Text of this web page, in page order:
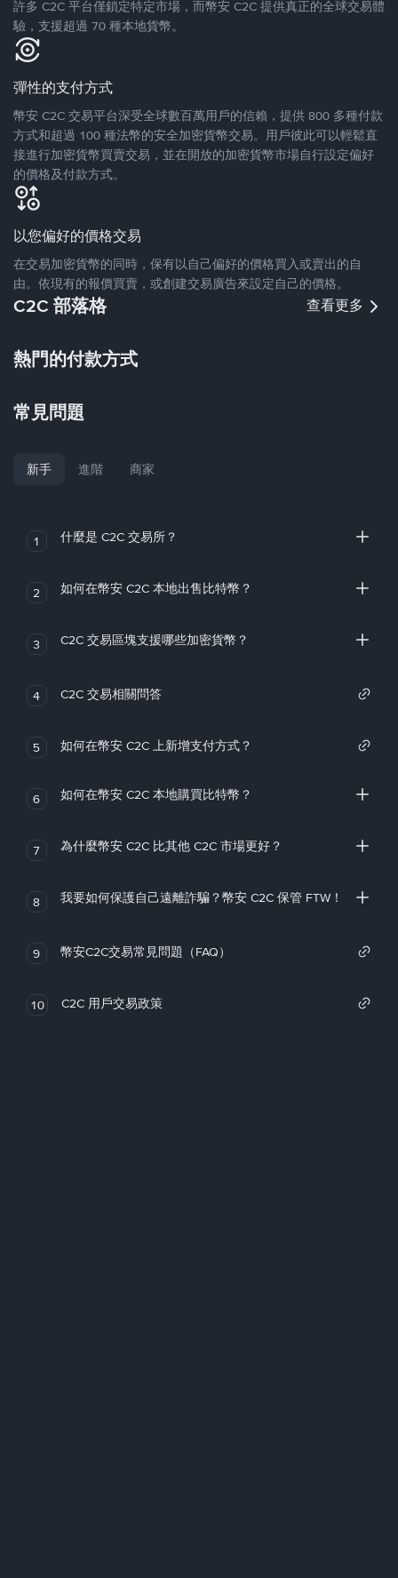
許多 C2C 平台僅鎖定特定市場，而幣安 C2C 提供真正的全球交易體
驗，支援超過 70 種本地貨幣。
彈性的支付方式
幣安 C2C 交易平台深受全球數百萬用戶的信賴，提供 800 多種付款
方式和超過 100 種法幣的安全加密貨幣交易。用戶彼此可以輕鬆直
接進行加密貨幣買賣交易，並在開放的加密貨幣市場自行設定偏好
的價格及付款方式。
以您偏好的價格交易
在交易加密貨幣的同時，保有以自己偏好的價格買入或賣出的自
由。依現有的報價買賣，或創建交易廣告來設定自己的價格。
C2C 部落格 查看更多
熱門的付款方式
常見問題
新手 進階 商家
1 什麼是 C2C 交易所？
2 如何在幣安 C2C 本地出售比特幣？
3 C2C 交易區塊支援哪些加密貨幣？
4 C2C 交易相關問答
5 如何在幣安 C2C 上新增支付方式？
6 如何在幣安 C2C 本地購買比特幣？
7 為什麼幣安 C2C 比其他 C2C 市場更好？
8 我要如何保護自己遠離詐騙？幣安 C2C 保管 FTW！
9 幣安C2C交易常見問題（FAQ）
10 C2C 用戶交易政策